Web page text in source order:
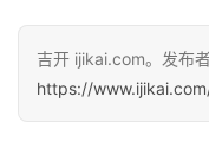
吉开 ijikai.com。发布
https://